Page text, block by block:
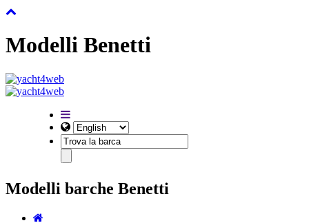
Modelli Benetti
Modelli barche Benetti